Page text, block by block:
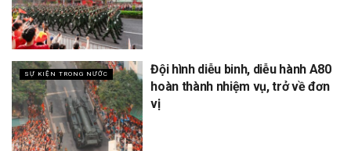
SỰ KIỆN TRONG NƯỚC
Đội hình diễu binh, diễu hành A80
hoàn thành nhiệm vụ, trở về đơn
vị